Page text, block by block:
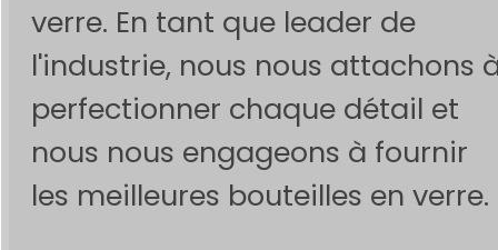
verre. En tant que leader de
l'industrie, nous nous attachons
perfectionner chaque détail et
nous nous engageons à fournir
les meilleures bouteilles en verre.